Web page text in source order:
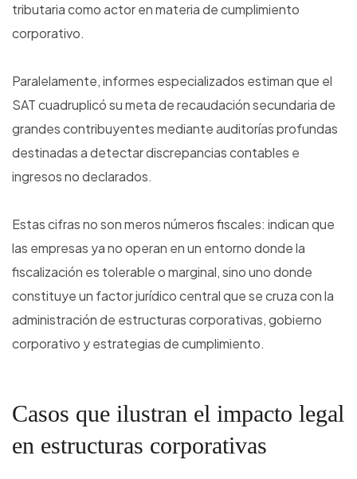
tributaria como actor en materia de cumplimiento
corporativo.
Paralelamente, informes especializados estiman que el
SAT cuadruplicó su meta de recaudación secundaria de
grandes contribuyentes mediante auditorías profundas
destinadas a detectar discrepancias contables e
ingresos no declarados.
Estas cifras no son meros números fiscales: indican que
las empresas ya no operan en un entorno donde la
fiscalización es tolerable o marginal, sino uno donde
constituye un factor jurídico central que se cruza con la
administración de estructuras corporativas, gobierno
corporativo y estrategias de cumplimiento.
Casos que ilustran el impacto legal
en estructuras corporativas